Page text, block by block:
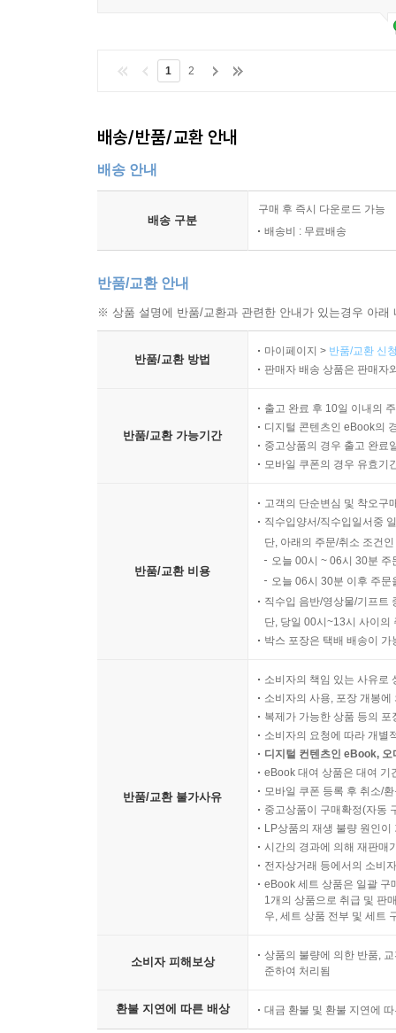
1 2
배송/반품/교환 안내
배송 안내
배송 구분
구매 후 즉시 다운로드 가능
배송비 : 무료배송
반품/교환 안내
※ 상품 설명에 반품/교환과 관련한 안내가 있는경우 아
반품/교환 방법
마이페이지 > 반품/교환 신
판매자 배송 상품은 판매자
반품/교환 가능기간
출고 완료 후 10일 이내의
디지털 콘텐츠인 eBook의
중고상품의 경우 출고 완료
모바일 쿠폰의 경우 유효기
반품/교환 비용
고객의 단순변심 및 착오구
직수입양서/직수입일서중
단, 아래의 주문/취소 조건
오늘 00시 ~ 06시 30분
오늘 06시 30분 이후 주
직수입 음반/영상물/기프트
단, 당일 00시~13시 사이의
박스 포장은 택배 배송이
반품/교환 불가사유
소비자의 책임 있는 사유로
소비자의 사용, 포장 개봉
복제가 가능한 상품 등의
소비자의 요청에 따라 개별
디지털 컨텐츠인 eBook,
eBook 대여 상품은 대여 기
모바일 쿠폰 등록 후 취소/
중고상품이 구매확정(자동
LP상품의 재생 불량 원인
시간의 경과에 의해 재판매
전자상거래 등에서의 소비
eBook 세트 상품은 일괄 구
1개의 상품으로 취급 및 판
우, 세트 상품 전부 및 세트
소비자 피해보상
상품의 불량에 의한 반품,
준하여 처리됨
환불 지연에 따른 배상 대금 환불 및 환불 지연에